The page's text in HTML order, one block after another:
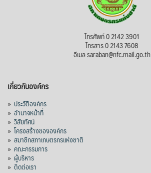
โทรศัพท์ 0 2142 3901
โทรสาร 0 2143 7608
อีเมล saraban@nfc.mail.go.th
เกี่ยวกับองค์กร
» ประวัติองค์กร
» อำนาจหน้าที่
» วิสัยทัศน์
» โครงสร้างขององค์กร
» สมาชิกสภาเกษตรกรแห่งชาติ
» คณะกรรมการ
» ผู้บริหาร
» ติดต่อเรา